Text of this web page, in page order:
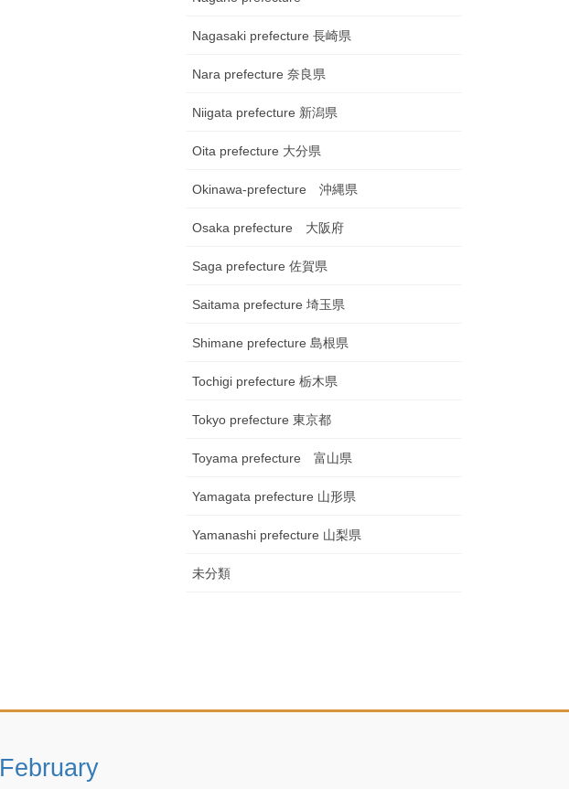
Nagasaki prefecture 長崎県
Nara prefecture 奈良県
Niigata prefecture 新潟県
Oita prefecture 大分県
Okinawa-prefecture 沖縄県
Osaka prefecture 大阪府
Saga prefecture 佐賀県
Saitama prefecture 埼玉県
Shimane prefecture 島根県
Tochigi prefecture 栃木県
Tokyo prefecture 東京都
Toyama prefecture 富山県
Yamagata prefecture 山形県
Yamanashi prefecture 山梨県
未分類
February